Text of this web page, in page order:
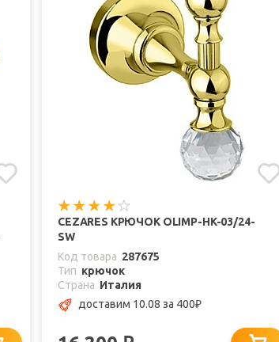
CEZARES КРЮЧОК OLIMP-HK-03/24-
SW
Код товара 287675
Тип крючок
Страна Италия
доставим 10.08 за 400₽